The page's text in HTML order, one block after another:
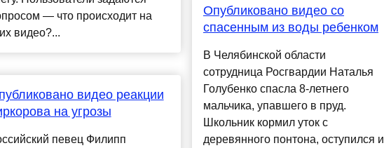
— что происходит на
видео?...
видео реакции
на угрозы
певец Филипп
Опубликовано видео со
спасенным из воды ребенком
В Челябинской области
сотрудница Росгвардии Наталья
Голубенко спасла 8-летнего
мальчика, упавшего в пруд.
Школьник кормил уток с
деревянного понтона, оступился и